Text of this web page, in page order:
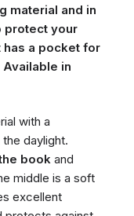
material and in
protect your
has a pocket for
in
with a
daylight.
book and
middle is a soft
excellent